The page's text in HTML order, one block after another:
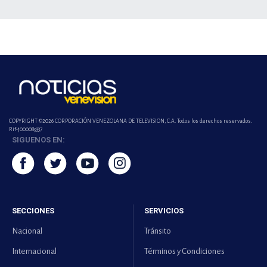
COPYRIGHT ©2026 CORPORACIÓN VENEZOLANA DE TELEVISION, C.A. Todos los derechos reservados.
Rif-j000089337
SIGUENOS EN:
SECCIONES
Nacional
Internacional
SERVICIOS
Tránsito
Términos y Condiciones